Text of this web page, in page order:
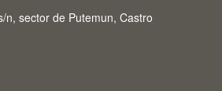
n, sector de Putemun, Castro